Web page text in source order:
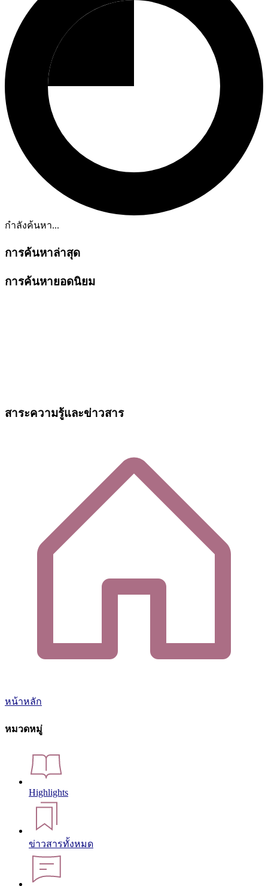
กำลังค้นหา...
การค้นหาล่าสุด
การค้นหายอดนิยม
สาระความรู้และข่าวสาร
หน้าหลัก
หมวดหมู่
Highlights
ข่าวสารทั้งหมด